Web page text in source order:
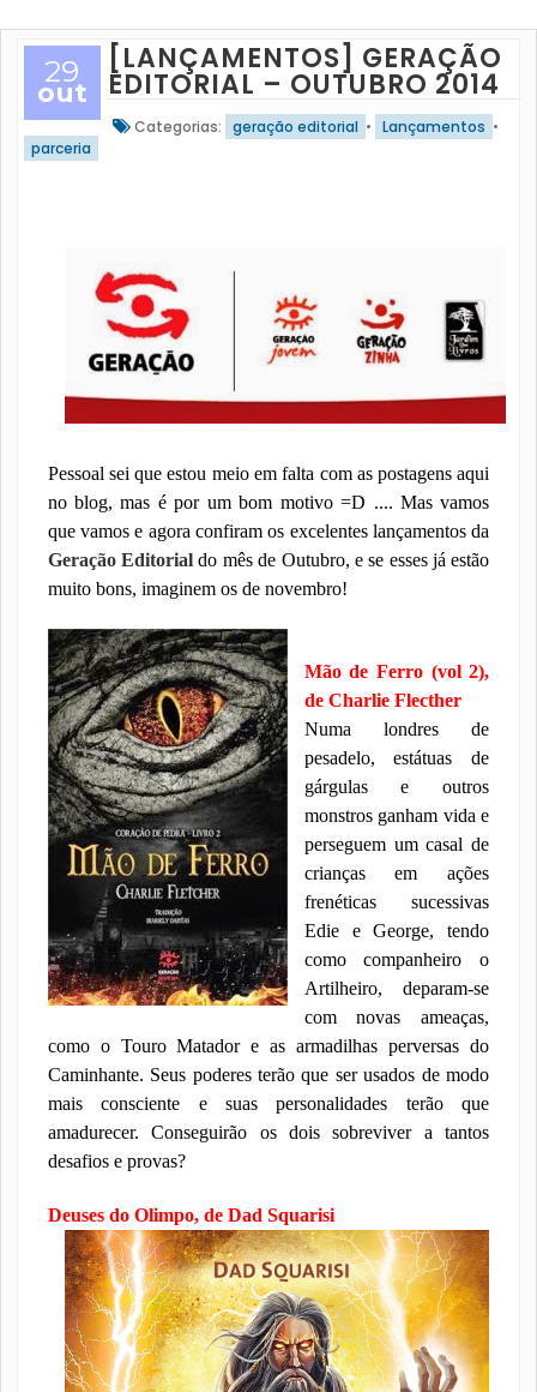
29
out
[LANÇAMENTOS] GERAÇÃO
EDITORIAL – OUTUBRO 2014
Categorias: geração editorial • Lançamentos •
parceria
Pessoal sei que estou meio em falta com as postagens aqui
no blog, mas é por um bom motivo =D .... Mas vamos
que vamos e agora confiram os excelentes lançamentos da
Geração Editorialdo mês de Outubro, e se esses já estão
muito bons, imaginem os de novembro!
Mão de Ferro (vol 2),
de Charlie Flecther
Numa londres de
pesadelo, estátuas de
gárgulas e outros
monstros ganham vida e
perseguem um casal de
crianças em ações
frenéticas sucessivas
Edie e George, tendo
como companheiro o
Artilheiro, deparam-se
com novas ameaças,
como o Touro Matador e as armadilhas perversas do
Caminhante. Seus poderes terão que ser usados de modo
mais consciente e suas personalidades terão que
amadurecer. Conseguirão os dois sobreviver a tantos
desafios e provas?
Deuses do Olimpo, de Dad Squarisi